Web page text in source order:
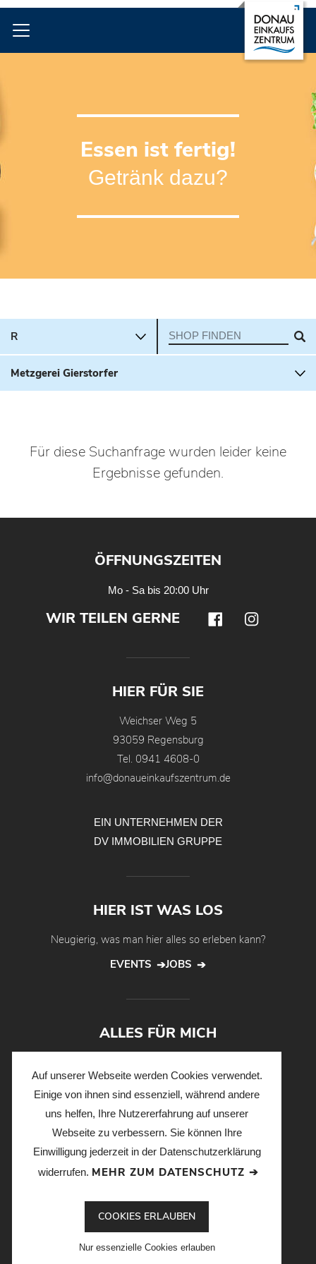
Auf unserer Webseite werden Cookies verwendet.
Einige von ihnen sind essenziell, während andere
uns helfen, Ihre Nutzererfahrung auf unserer
Webseite zu verbessern. Sie können Ihre
Einwilligung jederzeit in der Datenschutzerklärung
widerrufen. MEHR ZUM DATENSCHUTZ
Nur essenzielle Cookies erlauben
COOKIES ERLAUBEN
Essen ist fertig!
Getränk dazu?
Für diese Suchanfrage wurden leider keine
Ergebnisse gefunden.
ÖFFNUNGSZEITEN
Mo - Sa bis 20:00 Uhr
WIR TEILEN GERNE
HIER FÜR SIE
Weichser Weg 5
93059 Regensburg
Tel. 0941 4608-0
info@donaueinkaufszentrum.de
EIN UNTERNEHMEN DER
DV IMMOBILIEN GRUPPE
HIER IST WAS LOS
Neugierig, was man hier alles so erleben kann?
EVENTS
JOBS
ALLES FÜR MICH
1.500 Essplätze • 12 Arztpraxen • 140 Fitnessgeräte
1.600 Shoppingberater • 1 Ziel: ☺
Teilnahmebedingungen
Kontakt